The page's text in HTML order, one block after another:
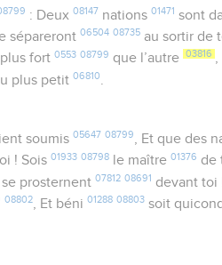
: Deux 08147 nations 01471 sont
sépareront06504 08735 au sortir de
plus fort0553 08799 que l’autre 03816 ,
plus petit06810
soumis 05647 08799, Et que des
! Sois01933 08798 le maître01376 de
se prosternent07812 08691 devant
08802, Et béni01288 08803 soit